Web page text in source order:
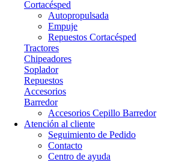
Cortacésped
Autopropulsada
Empuje
Repuestos Cortacésped
Tractores
Chipeadores
Soplador
Repuestos
Accesorios
Barredor
Accesorios Cepillo Barredor
Atención al cliente
Seguimiento de Pedido
Contacto
Centro de ayuda